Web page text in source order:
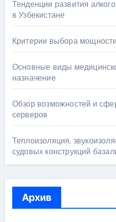
Тенденции развития
в Узбекистане
Критерии выбора
Основные виды
назначение
Обзор возможностей и
серверов
Теплоизоляция,
судовых конструкций
Архив